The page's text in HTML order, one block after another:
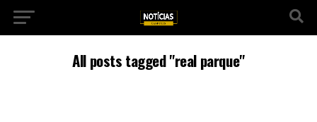
All posts tagged "real parque"